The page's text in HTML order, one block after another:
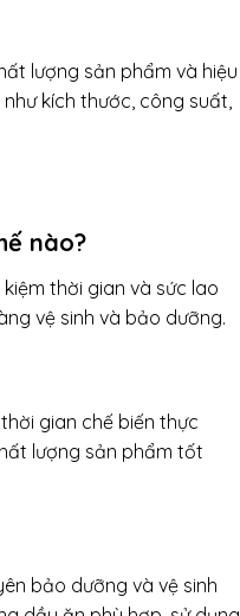
lượng sản phẩm và hiệu
kích thước, công suất,
nào?
thời gian và sức lao
vệ sinh và bảo dưỡng.
gian chế biến thực
lượng sản phẩm tốt
bảo dưỡng và vệ sinh